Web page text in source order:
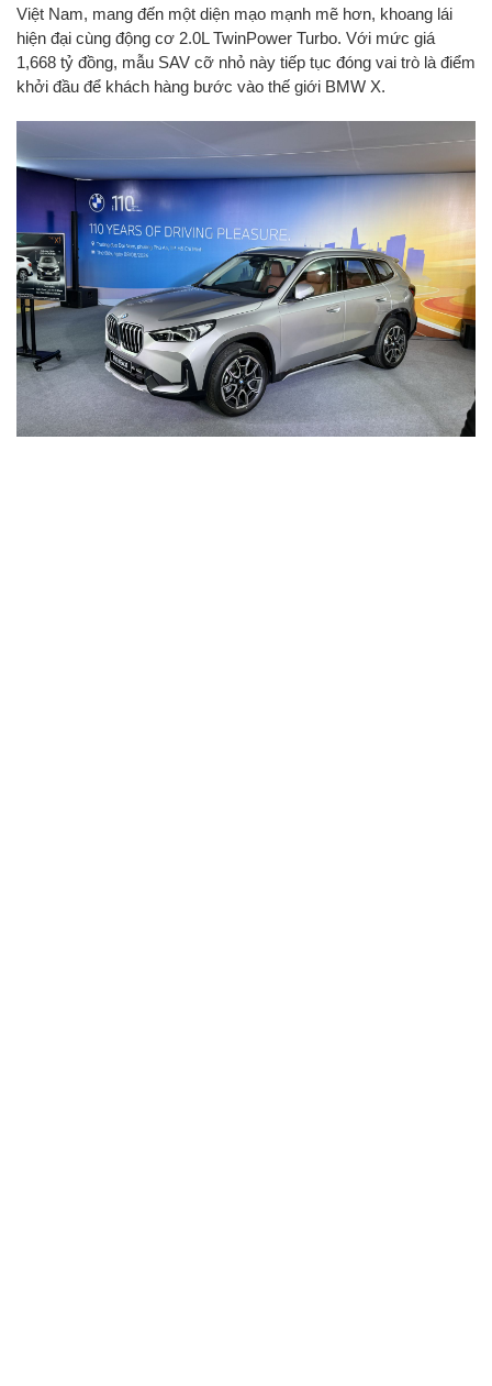
Việt Nam, mang đến một diện mạo mạnh mẽ hơn, khoang lái
hiện đại cùng động cơ 2.0L TwinPower Turbo. Với mức giá
1,668 tỷ đồng, mẫu SAV cỡ nhỏ này tiếp tục đóng vai trò là điểm
khởi đầu để khách hàng bước vào thế giới BMW X.